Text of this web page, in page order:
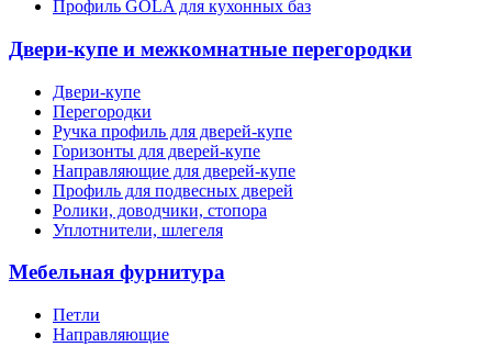
Профиль GOLA для кухонных баз
Двери-купе и межкомнатные перегородки
Двери-купе
Перегородки
Ручка профиль для дверей-купе
Горизонты для дверей-купе
Направляющие для дверей-купе
Профиль для подвесных дверей
Ролики, доводчики, стопора
Уплотнители, шлегеля
Мебельная фурнитура
Петли
Направляющие